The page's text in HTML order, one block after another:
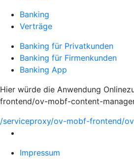
Banking
Verträge
Banking für Privatkunden
Banking für Firmenkunden
Banking App
Hier würde die Anwendung
frontend/ov-mobf-content-
/serviceproxy/ov-mobf-frontend/
Impressum